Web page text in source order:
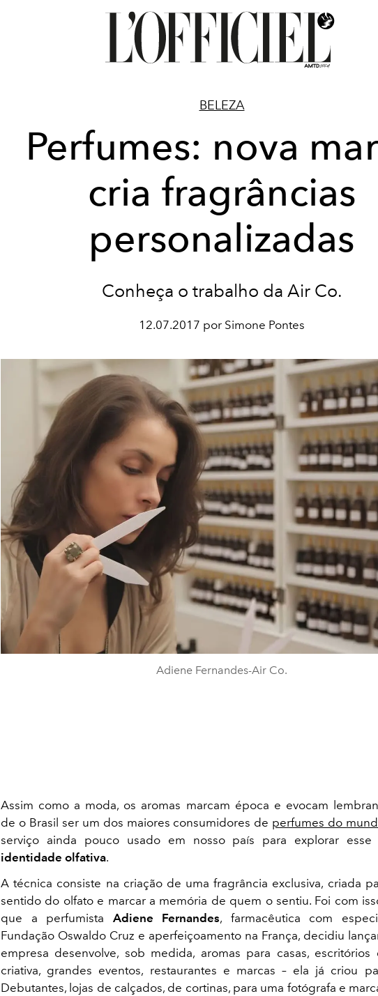
BELEZA
Perfumes: nova
cria fragrâncias
personalizadas
Conheça o trabalho da Air Co.
12.07.2017 por Simone Pontes
Adiene Fernandes-Air Co.
Assim como a moda, os aromas marcam época e evocam
de o Brasil ser um dos maiores consumidores de perfumes do
serviço ainda pouco usado em nosso país para explorar esse
identidade olfativa.
A técnica consiste na criação de uma fragrância exclusiva, criada
sentido do olfato e marcar a memória de quem o sentiu. Foi com
que a perfumista Adiene Fernandes, farmacêutica com
Fundação Oswaldo Cruz e aperfeiçoamento na França, decidiu
empresa desenvolve, sob medida, aromas para casas, escritórios
criativa, grandes eventos, restaurantes e marcas – ela já criou
Debutantes, lojas de calçados, de cortinas, para uma fotógrafa e